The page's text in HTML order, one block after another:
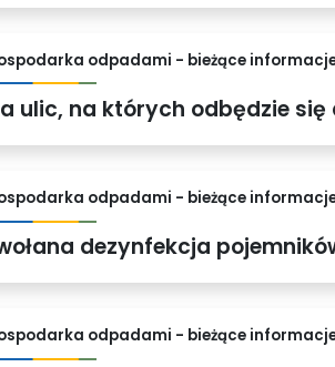
odpadami - bieżące
odpadami - bieżące
dezynfekcja
odpadami - bieżące